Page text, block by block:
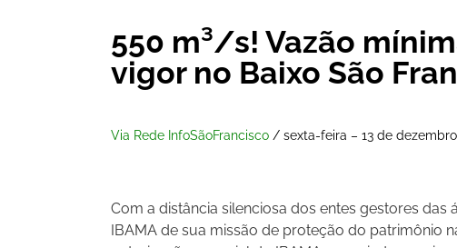
550 m³/s! Vazão
vigor no Baixo São
Via Rede InfoSãoFrancisco / sexta-feira – 13 de
Com a distância silenciosa dos entes gestores
IBAMA de sua missão de proteção do patrimônio